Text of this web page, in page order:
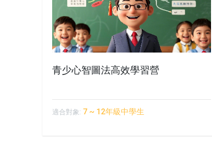
青少心智圖法高效學習營
適合對象: 7 ~ 12年級中學生